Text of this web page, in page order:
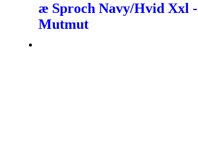
æ Sproch Navy/Hvid Xxl -
Mutmut